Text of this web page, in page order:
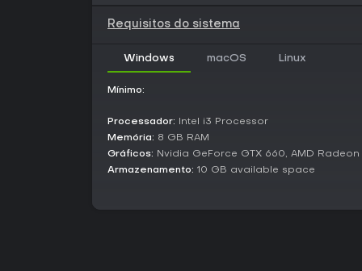
Requisitos do sistema
Windows macOS Linux
Mínimo:
Processador: Intel i3 Processor
Memória: 8 GB RAM
Gráficos: Nvidia GeForce GTX 660, AMD Radeon
Armazenamento: 10 GB available space